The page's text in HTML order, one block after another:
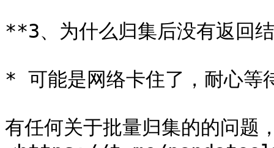
**3、为什么归集后没有返回
* 可能是网络卡住了，耐心等
有任何关于批量归集的的问题